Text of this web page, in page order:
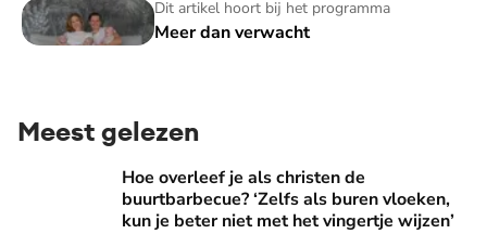
Dit artikel hoort bij het programma
Meer dan verwacht
Meer dan verwacht
Meest gelezen
Hoe overleef je als christen de buurtbarbecue? ‘Zelfs als
Hoe overleef je als christen de
buurtbarbecue? ‘Zelfs als buren vloeken,
kun je beter niet met het vingertje wijzen’